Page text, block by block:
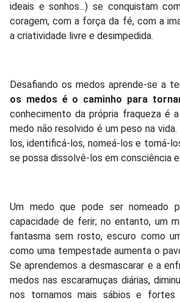
ideais e sonhos...) se conquistam
coragem, com a força da fé, com a
a criatividade livre e desimpedida.
Desafiando os medos aprende-se a
os medos é o caminho para
conhecimento da própria fraqueza é
medo não resolvido é um peso na
los, identificá-los, nomeá-los e tomá-
se possa dissolvê-los em consciência
Um medo que pode ser nomeado
capacidade de ferir; no entanto, um
fantasma sem rosto, escuro como
como uma tempestade aumenta o
Se aprendemos a desmascarar e a
medos nas escaramuças diárias,
nos tornamos mais sábios e